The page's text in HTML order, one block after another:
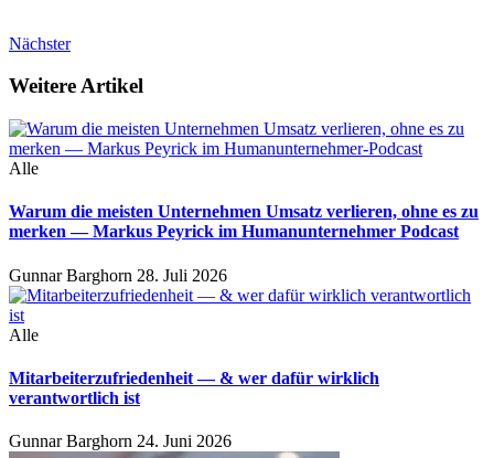
Nächster
Weitere Artikel
Alle
Warum die meisten Unternehmen Umsatz verlieren, ohne es zu
merken — Markus Peyrick im Humanunternehmer Podcast
Gunnar Barghorn 28. Juli 2026
Alle
Mitarbeiterzufriedenheit — & wer dafür wirklich
verantwortlich ist
Gunnar Barghorn 24. Juni 2026